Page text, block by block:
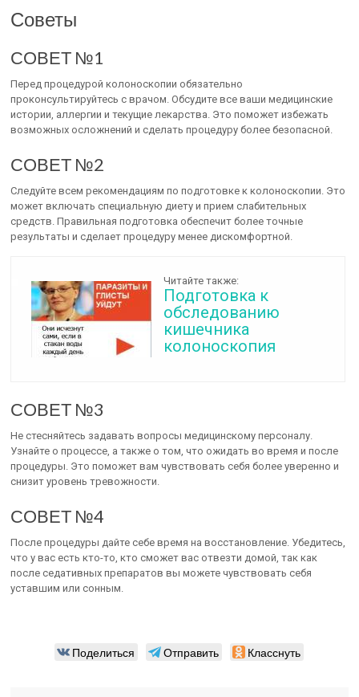
Советы
СОВЕТ №1
Перед процедурой колоноскопии обязательно
проконсультируйтесь с врачом. Обсудите все ваши медицинские
истории, аллергии и текущие лекарства. Это поможет избежать
возможных осложнений и сделать процедуру более безопасной.
СОВЕТ №2
Следуйте всем рекомендациям по подготовке к колоноскопии. Это
может включать специальную диету и прием слабительных
средств. Правильная подготовка обеспечит более точные
результаты и сделает процедуру менее дискомфортной.
Читайте также:
Подготовка к
обследованию
кишечника
колоноскопия
СОВЕТ №3
Не стесняйтесь задавать вопросы медицинскому персоналу.
Узнайте о процессе, а также о том, что ожидать во время и после
процедуры. Это поможет вам чувствовать себя более уверенно и
снизит уровень тревожности.
СОВЕТ №4
После процедуры дайте себе время на восстановление. Убедитесь,
что у вас есть кто-то, кто сможет вас отвезти домой, так как
после седативных препаратов вы можете чувствовать себя
уставшим или сонным.
Поделиться Отправить Класснуть